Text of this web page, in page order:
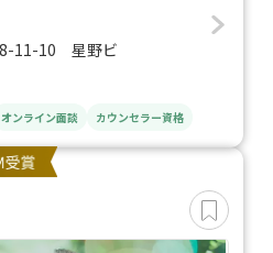
8-11-10 星野ビ
オンライン面談 カウンセラー資格